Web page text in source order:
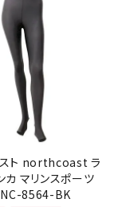
スト northcoast ラ
カ マリンスポーツ
NC-8564-BK